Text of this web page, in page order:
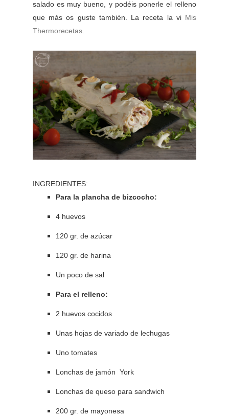
salado es muy bueno, y podéis ponerle el relleno
que más os guste también. La receta la vi Mis
Thermorecetas
INGREDIENTES:
Para la plancha de bizcocho:
4 huevos
120 gr. de azúcar
120 gr. de harina
Un poco de sal
Para el relleno:
2 huevos cocidos
Unas hojas de variado de lechugas
Uno tomates
Lonchas de jamón York
Lonchas de queso para sandwich
200 gr. de mayonesa